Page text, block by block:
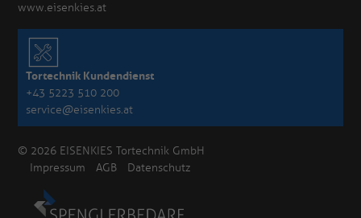
www.eisenkies.at
Tortechnik Kundendienst
+43 5223 510 200
service@eisenkies.at
© 2026 EISENKIES Tortechnik GmbH
Impressum
AGB Datenschutz